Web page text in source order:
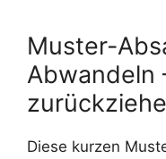
Muster-
Abwandeln
Diese kurzen